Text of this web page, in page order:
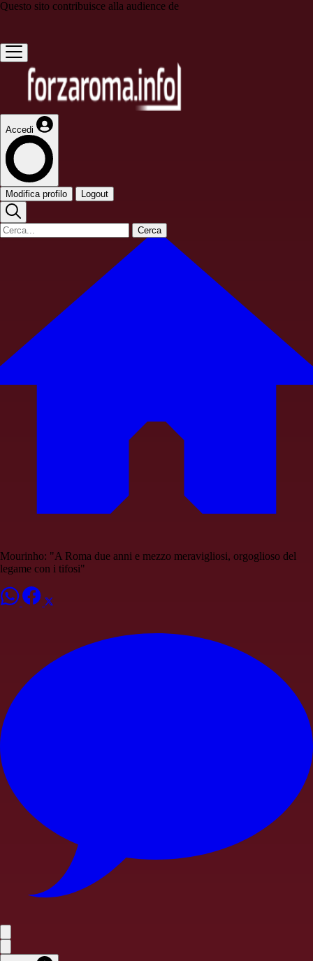
Questo sito contribuisce alla audience de
Accedi
Modifica profilo Logout
Cerca
Mourinho: "A Roma due anni e mezzo meravigliosi, orgoglioso del
legame con i tifosi"